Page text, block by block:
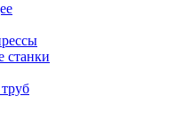
станки